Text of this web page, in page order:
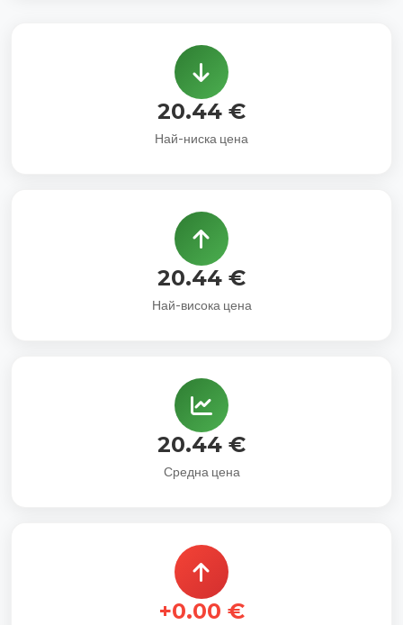
20.44 €
Най-ниска цена
20.44 €
Най-висока цена
20.44 €
Средна цена
+0.00 €